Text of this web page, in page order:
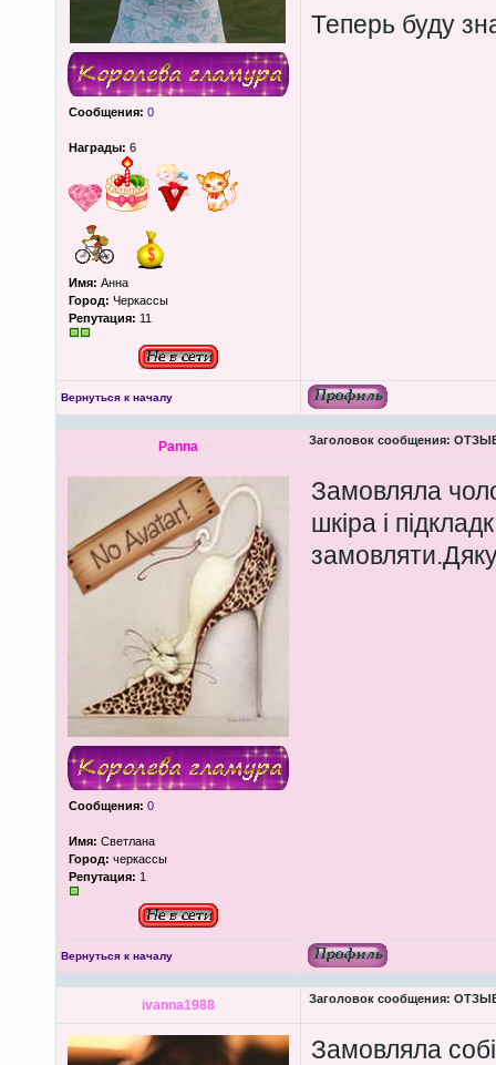
Сообщения: 0
Награды: 6
Имя: Анна
Город: Черкассы
Репутация: 11
Теперь буду
Вернуться к началу
Panna Заголовок сообщения:
Сообщения: 0
Имя: Светлана
Город: черкассы
Репутация: 1
Замовляла
шкіра і
Вернуться к началу
ivanna1988 Заголовок сообщения:
Замовляла